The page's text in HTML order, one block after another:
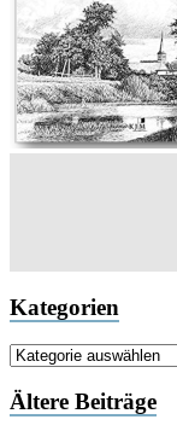
Kategorien
Kategorien
Ältere Beiträge